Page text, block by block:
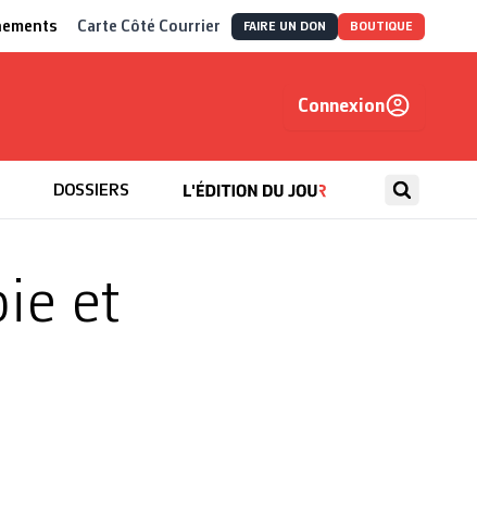
Carte Côté Courrier FAIRE UN DON BOUTIQUE
Connexion
DOSSIERS
et